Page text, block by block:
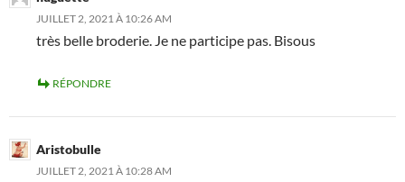
JUILLET 2, 2021 À 10:26 AM
très belle broderie. Je ne participe pas. Bisous
RÉPONDRE
Aristobulle
JUILLET 2, 2021 À 10:28 AM